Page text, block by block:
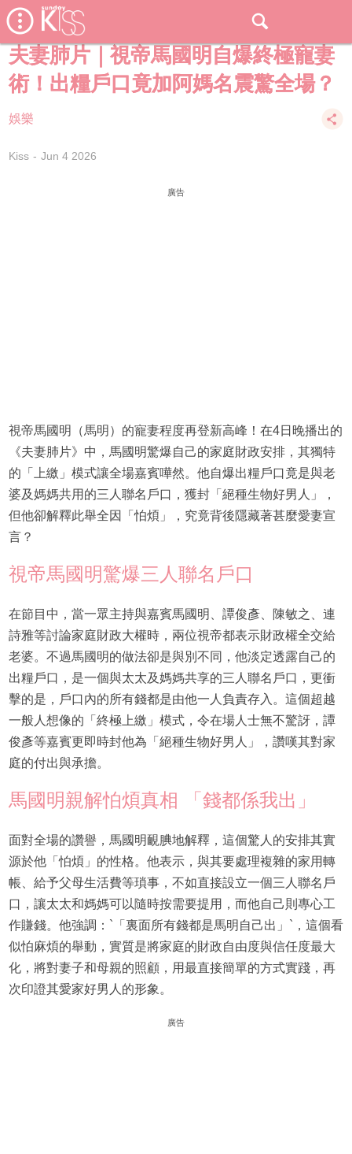
夫妻肺片｜視帝馬國明自爆終極寵妻
術！出糧戶口竟加阿媽名震驚全場？
娛樂
Kiss Jun 4 2026
廣告
視帝馬國明（馬明）的寵妻程度再登新高峰！在4日晚播出的
《夫妻肺片》中，馬國明驚爆自己的家庭財政安排，其獨特
的「上繳」模式讓全場嘉賓嘩然。他自爆出糧戶口竟是與老
婆及媽媽共用的三人聯名戶口，獲封「絕種生物好男人」，
但他卻解釋此舉全因「怕煩」，究竟背後隱藏著甚麼愛妻宣
言？
視帝馬國明驚爆三人聯名戶口
在節目中，當一眾主持與嘉賓馬國明、譚俊彥、陳敏之、連
詩雅等討論家庭財政大權時，兩位視帝都表示財政權全交給
老婆。不過馬國明的做法卻是與別不同，他淡定透露自己的
出糧戶口，是一個與太太及媽媽共享的三人聯名戶口，更衝
擊的是，戶口內的所有錢都是由他一人負責存入。這個超越
一般人想像的「終極上繳」模式，令在場人士無不驚訝，譚
俊彥等嘉賓更即時封他為「絕種生物好男人」，讚嘆其對家
庭的付出與承擔。
馬國明親解怕煩真相 「錢都係我出」
面對全場的讚譽，馬國明靦腆地解釋，這個驚人的安排其實
源於他「怕煩」的性格。他表示，與其要處理複雜的家用轉
帳、給予父母生活費等瑣事，不如直接設立一個三人聯名戶
口，讓太太和媽媽可以隨時按需要提用，而他自己則專心工
作賺錢。他強調：`「裏面所有錢都是馬明自己出」`，這個看
似怕麻煩的舉動，實質是將家庭的財政自由度與信任度最大
化，將對妻子和母親的照顧，用最直接簡單的方式實踐，再
次印證其愛家好男人的形象。
廣告